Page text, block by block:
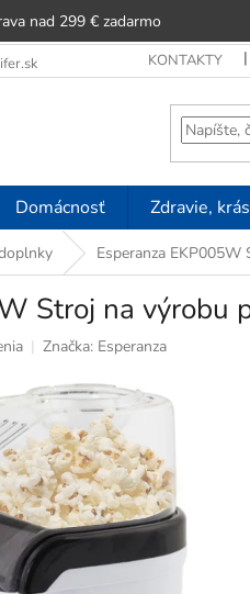
nad 299 € zadarmo
KONTAKTY
Domácnosť Zdravie,
Esperanza
Stroj na
Značka: Esperanza